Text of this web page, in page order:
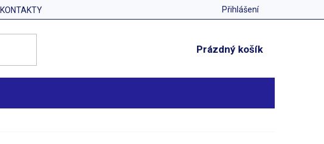
KONTAKTY Přihlášení
NÁKUPNÍ
Prázdný košík